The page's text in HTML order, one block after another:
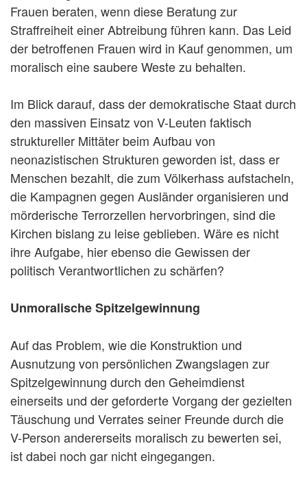
Frauen beraten, wenn diese Beratung zur
Straffreiheit einer Abtreibung führen kann. Das Leid
der betroffenen Frauen wird in Kauf genommen, um
moralisch eine saubere Weste zu behalten.
Im Blick darauf, dass der demokratische Staat durch
den massiven Einsatz von V-Leuten faktisch
struktureller Mittäter beim Aufbau von
neonazistischen Strukturen geworden ist, dass er
Menschen bezahlt, die zum Völkerhass aufstacheln,
die Kampagnen gegen Ausländer organisieren und
mörderische Terrorzellen hervorbringen, sind die
Kirchen bislang zu leise geblieben. Wäre es nicht
ihre Aufgabe, hier ebenso die Gewissen der
politisch Verantwortlichen zu schärfen?
Unmoralische Spitzelgewinnung
Auf das Problem, wie die Konstruktion und
Ausnutzung von persönlichen Zwangslagen zur
Spitzelgewinnung durch den Geheimdienst
einerseits und der geforderte Vorgang der gezielten
Täuschung und Verrates seiner Freunde durch die
V-Person andererseits moralisch zu bewerten sei,
ist dabei noch gar nicht eingegangen.